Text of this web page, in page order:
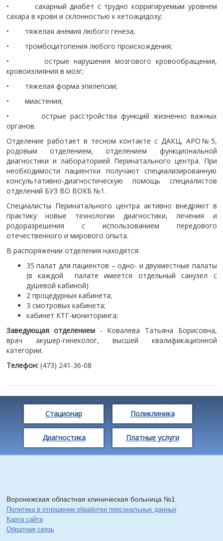
• сахарный диабет с трудно корригируемым уровнем
сахара в крови и склонностью к кетоацидозу;
• тяжелая анемия любого генеза;
• тромбоцитопения любого происхождения;
• острые нарушения мозгового кровообращения,
кровоизлияния в мозг;
• тяжелая форма эпилепсии;
• миастения;
• острые расстройства функций жизненно важных
органов.
Отделение работает в тесном контакте с ДАКЦ, АРО№5,
родовым отделением, отделением функциональной
диагностики и лабораторией Перинатального центра. При
необходимости пациентки получают специализированную
консультативно-диагностическую помощь специалистов
отделений БУЗ ВО ВОКБ №1.
Специалисты Перинатального центра активно внедряют в
практику новые технологии диагностики, лечения и
родоразрешения с использованием передового
отечественного и мирового опыта.
В распоряжении отделения находятся:
35 палат для пациентов – одно- и двухместные палаты
(в каждой палате имеется отдельный санузел с
душевой кабиной)
2 процедурных кабинета;
3 смотровых кабинета;
кабинет КТГ-мониторинга;
Заведующая отделением - Ковалева Татьяна Борисовна,
врач акушер-гинеколог, высшей квалификационной
категории.
Телефон: (473) 241-36-08
Стационар Поликлиника
Диагностика Платные услуги
Воронежская областная клиническая больница №1
Политика в отношении обработки персональных данных
Карта сайта
Обратная связь